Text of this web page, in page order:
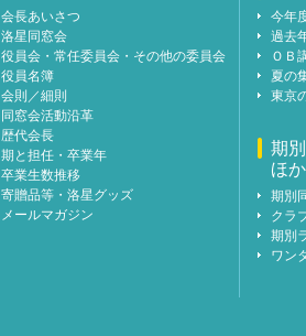
会長あいさつ
洛星同窓会
役員会・常任委員会・その他の委員会
役員名簿
会則／細則
同窓会活動沿革
歴代会長
期と担任・卒業年
卒業生数推移
寄贈品等・洛星グッズ
メールマガジン
今年
過去
ＯＢ
夏の
東京
期
ほか
期別
クラ
期別
ワン